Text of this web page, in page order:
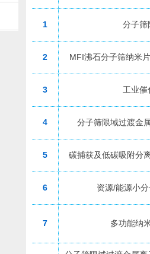
1 分子筛
2 MFI沸石分子筛纳米
3 工业催
4 分子筛限域过渡金
5 碳捕获及低碳吸附分
6 资源/能源小
7 多功能纳